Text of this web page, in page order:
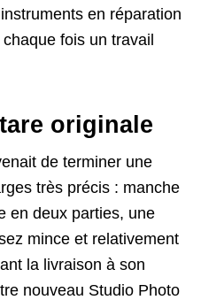
en réparation
fois un travail
originale
de terminer une
très précis : manche
en deux parties, une
mince et relativement
la livraison à son
nouveau Studio Photo